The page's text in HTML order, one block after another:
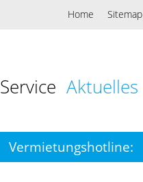
Home Sitemap
Service Aktuelles
Vermietungshotline: